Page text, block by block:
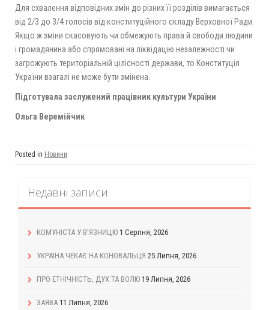
Для схвалення відповідних змін до різних її розділів вимагається
від 2/3 до 3/4 голосів від конституційного складу Верховної Ради.
Якщо ж зміни скасовують чи обмежують права й свободи людини
і громадянина або спрямовані на ліквідацію незалежності чи
загрожують територіальній цілісності держави, то Конституція
України взагалі не може бути змінена.
Підготувала заслужений працівник культури України
Ольга Веремійчик
Posted in Новини
Недавні записи
КОМУНІСТА У В’ЯЗНИЦЮ 1 Серпня, 2026
УКРАЇНА ЧЕКАЄ НА КОНОВАЛЬЦЯ 25 Липня, 2026
ПРО ЕТНІЧНІСТЬ, ДУХ ТА ВОЛЮ 19 Липня, 2026
ЗАЯВА 11 Липня, 2026